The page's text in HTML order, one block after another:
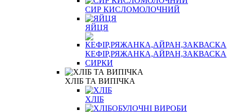
СИР КИСЛОМОЛОЧНИЙ
ЯЙЦЯ
КЕФІР,РЯЖАНКА,АЙРАН,ЗАКВАСКА
СИРКИ
ХЛІБ ТА ВИПІЧКА
ХЛІБ